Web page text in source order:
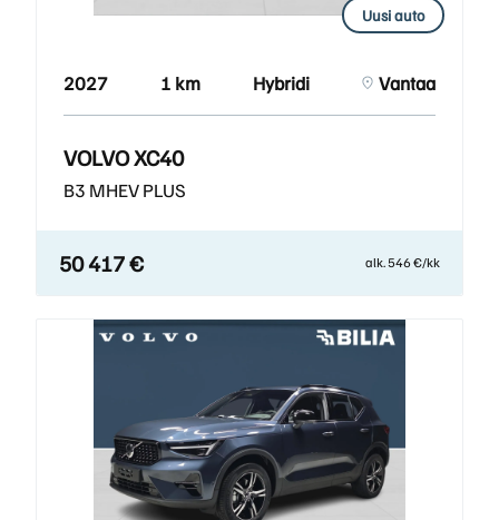
Uusi auto
2027 1 km Hybridi Vantaa
VOLVO XC40
B3 MHEV PLUS
50 417 € alk. 546 €/kk